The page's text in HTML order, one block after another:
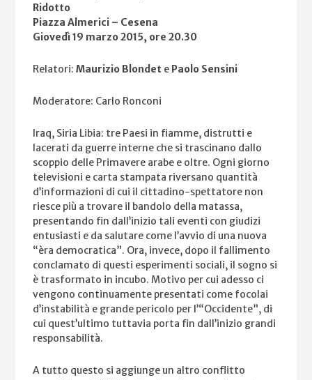
Ridotto
Piazza Almerici – Cesena
Giovedì 19 marzo 2015, ore 20.30
Relatori:Maurizio Blondet e Paolo Sensini
Moderatore: Carlo Ronconi
Iraq, Siria Libia: tre Paesi in fiamme, distrutti e
lacerati da guerre interne che si trascinano dallo
scoppio delle Primavere arabe e oltre. Ogni giorno
televisioni e carta stampata riversano quantità
d’informazioni di cui il cittadino-spettatore non
riesce più a trovare il bandolo della matassa,
presentando fin dall’inizio tali eventi con giudizi
entusiasti e da salutare come l’avvio di una nuova
“èra democratica”. Ora, invece, dopo il fallimento
conclamato di questi esperimenti sociali, il sogno si
è trasformato in incubo. Motivo per cui adesso ci
vengono continuamente presentati come focolai
d’instabilità e grande pericolo per l’“Occidente”, di
cui quest’ultimo tuttavia porta fin dall’inizio grandi
responsabilità.
A tutto questo si aggiunge un altro conflitto